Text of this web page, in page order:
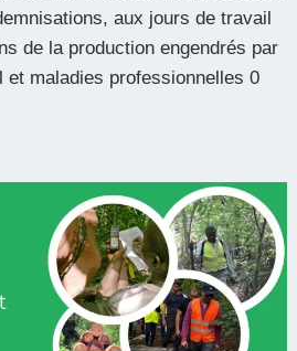
aux jours de travail
de la production engendrés par
maladies professionnelles 0